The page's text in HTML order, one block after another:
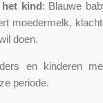
kind: Blauwe
moedermelk,
doen.
en kinderen
periode.